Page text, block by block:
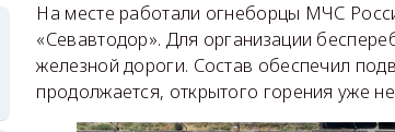
На месте работали огнеборцы МЧС
«Севавтодор». Для организации
железной дороги. Состав обеспечил
продолжается, открытого горения уже